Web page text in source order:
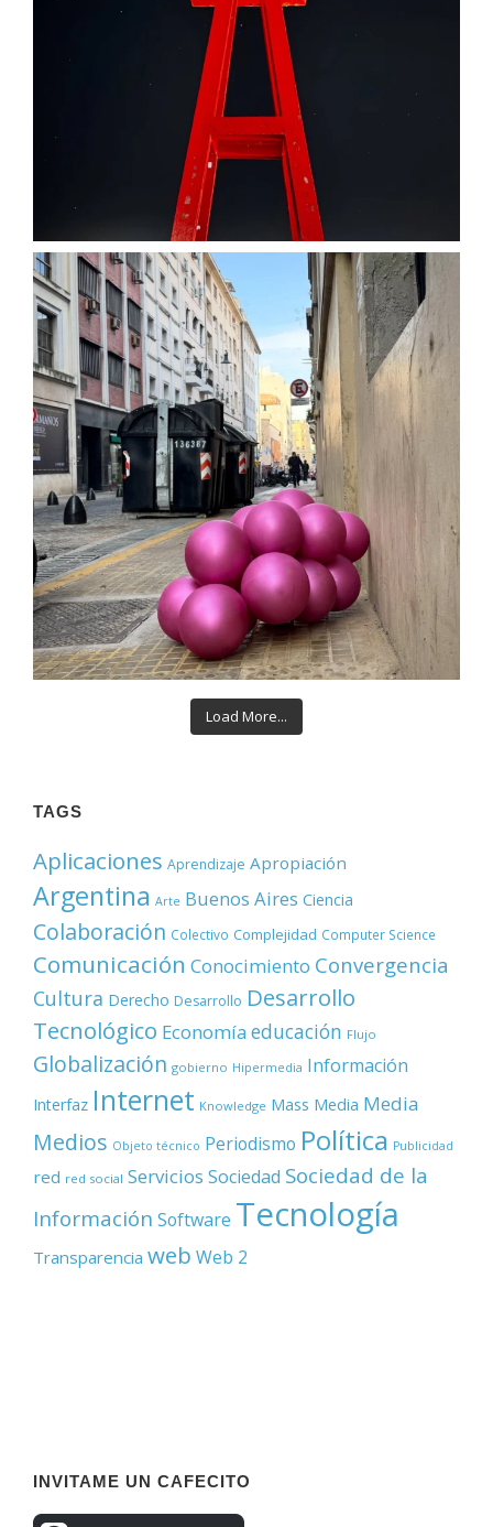
Load More...
TAGS
Aplicaciones Aprendizaje Apropiación
Argentina Arte Buenos Aires Ciencia
Colaboración Colectivo Complejidad Computer Science
Comunicación Conocimiento Convergencia
Cultura Derecho Desarrollo Desarrollo
Tecnológico Economía educación Flujo
Globalización gobierno Hipermedia Información
Interfaz Internet Knowledge Mass Media Media
Medios Objeto técnico Periodismo Política Publicidad
red red social Servicios Sociedad Sociedad de la
Información Software Tecnología
Transparencia web Web 2
INVITAME UN CAFECITO